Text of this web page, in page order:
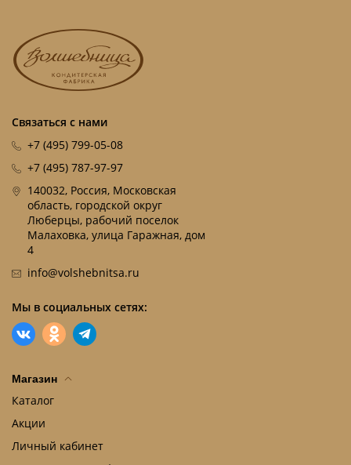
Связаться с нами
+7 (495) 799-05-08
+7 (495) 787-97-97
140032, Россия, Московская
область, городской округ
Люберцы, рабочий поселок
Малаховка, улица Гаражная, дом
4
info@volshebnitsa.ru
Мы в социальных сетях:
Магазин
Каталог
Акции
Личный кабинет